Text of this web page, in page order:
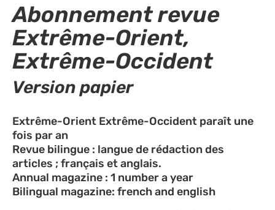
Abonnement revue
Extrême-Orient,
Extrême-Occident
Version papier
Extrême-Orient Extrême-Occident paraît une
fois par an
Revue bilingue : langue de rédaction des
articles ; français et anglais.
Annual magazine : 1 number a year
Bilingual magazine: french and english